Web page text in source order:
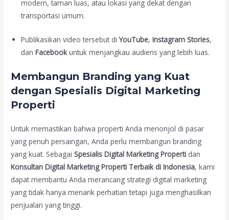
modern, taman luas, atau lokasi yang dekat dengan
transportasi umum.
Publikasikan video tersebut diYouTube,Instagram Stories,
danFacebookuntuk menjangkau audiens yang lebih luas.
Membangun Branding yang Kuat
dengan Spesialis Digital Marketing
Properti
Untuk memastikan bahwa properti Anda menonjol di pasar
yang penuh persaingan, Anda perlu membangun branding
yang kuat. SebagaiSpesialis Digital Marketing Properti dan
Konsultan Digital Marketing Properti Terbaik di Indonesia, kami
dapat membantu Anda merancang strategi digital marketing
yang tidak hanya menarik perhatian tetapi juga menghasilkan
penjualan yang tinggi.